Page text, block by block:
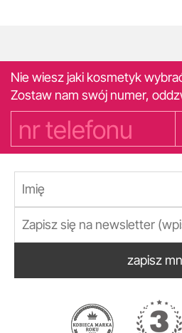
Nie wiesz jaki kosmetyk
Zostaw nam swój numer,
zapisz